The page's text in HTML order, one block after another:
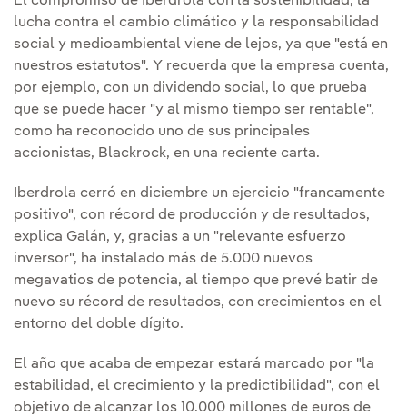
lucha contra el cambio climático y la responsabilidad
social y medioambiental viene de lejos, ya que "está en
nuestros estatutos". Y recuerda que la empresa cuenta,
por ejemplo, con un dividendo social, lo que prueba
que se puede hacer "y al mismo tiempo ser rentable",
como ha reconocido uno de sus principales
accionistas, Blackrock, en una reciente carta.
Iberdrola cerró en diciembre un ejercicio "francamente
positivo", con récord de producción y de resultados,
explica Galán, y, gracias a un "relevante esfuerzo
inversor", ha instalado más de 5.000 nuevos
megavatios de potencia, al tiempo que prevé batir de
nuevo su récord de resultados, con crecimientos en el
entorno del doble dígito.
El año que acaba de empezar estará marcado por "la
estabilidad, el crecimiento y la predictibilidad", con el
objetivo de alcanzar los 10.000 millones de euros de